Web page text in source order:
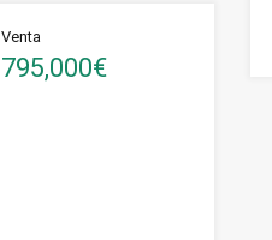
Venta
795,000€